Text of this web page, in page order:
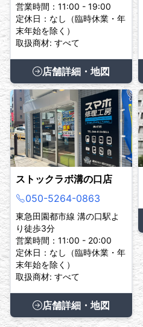
営業時間：11:00 - 19:00
定休日：なし（臨時休業・年
末年始を除く）
取扱商材: すべて
店舗詳細・地図
ストックラボ溝の口店
050-5264-0863
東急田園都市線 溝の口駅よ
り徒歩3分
営業時間：11:00 - 20:00
定休日：なし（臨時休業・年
末年始を除く）
取扱商材: すべて
店舗詳細・地図